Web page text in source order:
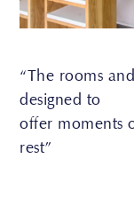
“The rooms
designed to
offer moments
rest”